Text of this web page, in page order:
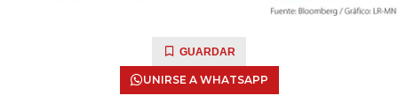
GUARDAR
UNIRSE A WHATSAPP